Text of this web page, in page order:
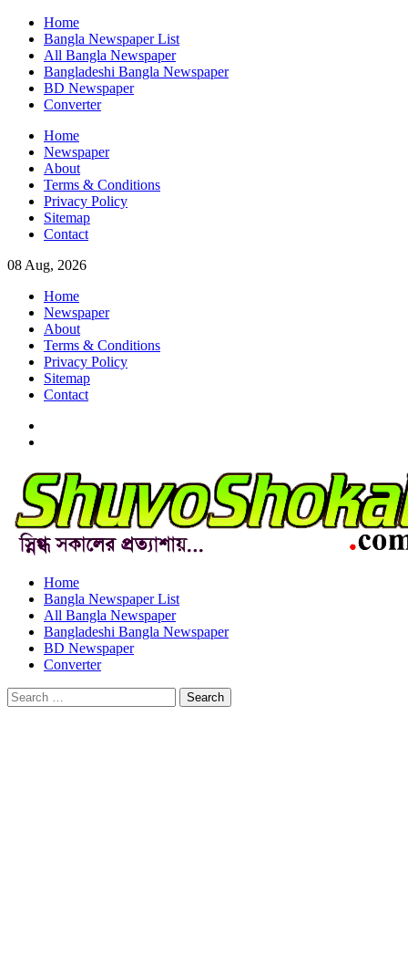
Skip
content
Home
Bangla Newspaper List
All Bangla Newspaper
Bangladeshi Bangla Newspaper
BD Newspaper
Converter
Home
Newspaper
About
Terms & Conditions
Privacy Policy
Sitemap
Contact
08 Aug, 2026
Home
Newspaper
About
Terms & Conditions
Privacy Policy
Sitemap
Contact
Home
Bangla Newspaper List
All Bangla Newspaper
Bangladeshi Bangla Newspaper
BD Newspaper
Converter
Search
for: